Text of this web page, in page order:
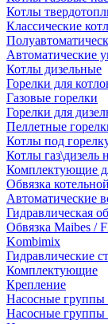
Котлы
Классические
Автоматические
Котлы дизельные
Горелки для
Газовые горелки
Горелки для
Пеллетные
Котлы под
Котлы газ\дизель
Комплектующие
Обвязка котельной
Автоматические
Гидравлическая
Обвязка Maibes /
Kombimix
Гидравлические
Комплектующие
Крепление
Насосные группы
Насосные группы